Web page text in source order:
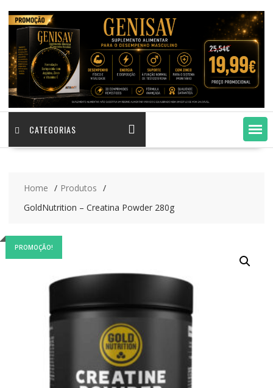
CATEGORIAS
Home
Produtos
GoldNutrition – Creatina Powder 280g
PROMOÇÃO!